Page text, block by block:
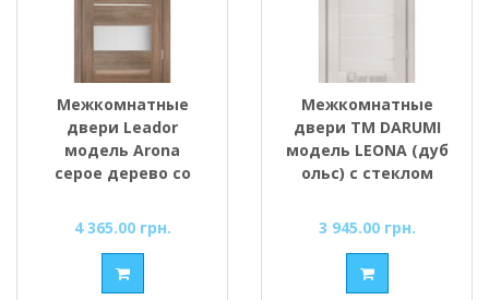
Межкомнатные
двери Leador
модель Arona
серое дерево со
4 365.00 грн.
Межкомнатные
двери ТМ DARUMI
модель LEONA (дуб
ольс) с стеклом
3 945.00 грн.